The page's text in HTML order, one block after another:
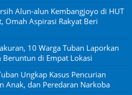
Alun-alun Kembangjoyo di HUT
Omah Aspirasi Rakyat Beri
10 Warga Tuban Laporkan
Beruntun di Empat Lokasi
Ungkap Kasus Pencurian
Anak, dan Peredaran Narkoba